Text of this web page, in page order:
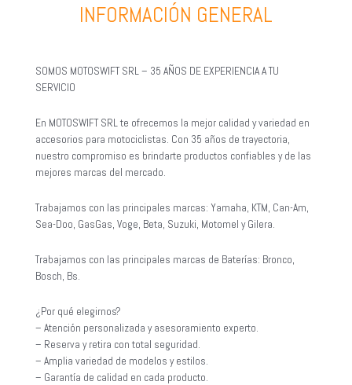
INFORMACIÓN GENERAL
SOMOS MOTOSWIFT SRL – 35 AÑOS DE EXPERIENCIA A TU
SERVICIO
En MOTOSWIFT SRL te ofrecemos la mejor calidad y variedad en
accesorios para motociclistas. Con 35 años de trayectoria,
nuestro compromiso es brindarte productos confiables y de las
mejores marcas del mercado.
Trabajamos con las principales marcas: Yamaha, KTM, Can-Am,
Sea-Doo, GasGas, Voge, Beta, Suzuki, Motomel y Gilera.
Trabajamos con las principales marcas de Baterías: Bronco,
Bosch, Bs.
¿Por qué elegirnos?
– Atención personalizada y asesoramiento experto.
– Reserva y retira con total seguridad.
– Amplia variedad de modelos y estilos.
– Garantía de calidad en cada producto.